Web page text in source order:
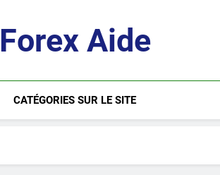
Forex Aide
CATÉGORIES SUR LE SITE